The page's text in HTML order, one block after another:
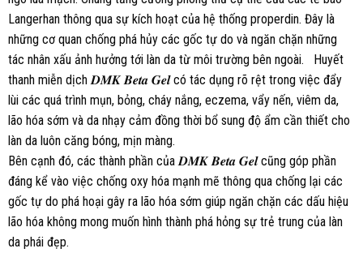
Langerhan thông qua sự kích hoạt của hệ thống properdin. Đây là
những cơ quan chống phá hủy các gốc tự do và ngăn chặn những
tác nhân xấu ảnh hưởng tới làn da từ môi trường bên ngoài. Huyết
thanh miễn dịch 𝑫𝑴𝑲 𝑩𝒆𝒕𝒂 𝑮𝒆𝒍 có tác dụng rõ rệt trong việc đẩy
lùi các quá trình mụn, bỏng, cháy nắng, eczema, vẩy nến, viêm da,
lão hóa sớm và da nhạy cảm đồng thời bổ sung độ ẩm cần thiết cho
làn da luôn căng bóng, mịn màng.
Bên cạnh đó, các thành phần của 𝑫𝑴𝑲 𝑩𝒆𝒕𝒂 𝑮𝒆𝒍 cũng góp phần
đáng kể vào việc chống oxy hóa mạnh mẽ thông qua chống lại các
gốc tự do phá hoại gây ra lão hóa sớm giúp ngăn chặn các dấu hiệu
lão hóa không mong muốn hình thành phá hỏng sự trẻ trung của làn
da phái đẹp.